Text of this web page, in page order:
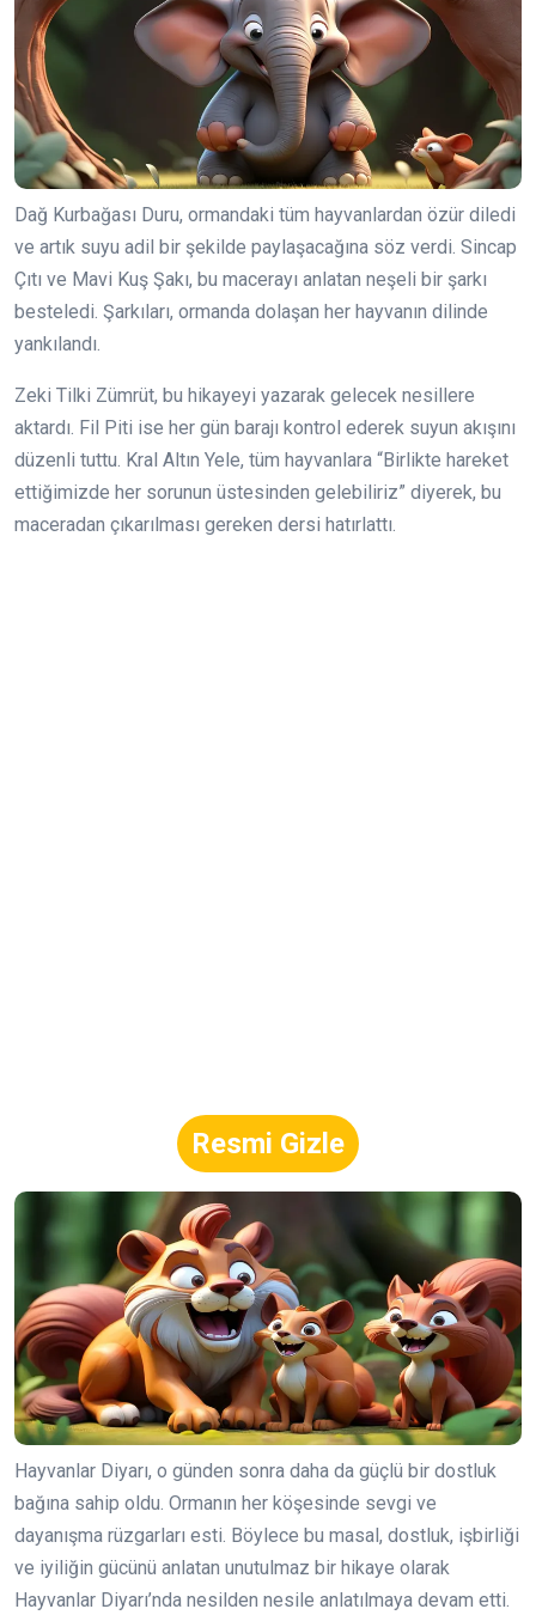
Dağ Kurbağası Duru, ormandaki tüm hayvanlardan özür diledi
ve artık suyu adil bir şekilde paylaşacağına söz verdi. Sincap
Çıtı ve Mavi Kuş Şakı, bu macerayı anlatan neşeli bir şarkı
besteledi. Şarkıları, ormanda dolaşan her hayvanın dilinde
yankılandı.
Zeki Tilki Zümrüt, bu hikayeyi yazarak gelecek nesillere
aktardı. Fil Piti ise her gün barajı kontrol ederek suyun akışını
düzenli tuttu. Kral Altın Yele, tüm hayvanlara “Birlikte hareket
ettiğimizde her sorunun üstesinden gelebiliriz” diyerek, bu
maceradan çıkarılması gereken dersi hatırlattı.
Resmi Gizle
Hayvanlar Diyarı, o günden sonra daha da güçlü bir dostluk
bağına sahip oldu. Ormanın her köşesinde sevgi ve
dayanışma rüzgarları esti. Böylece bu masal, dostluk, işbirliği
ve iyiliğin gücünü anlatan unutulmaz bir hikaye olarak
Hayvanlar Diyarı’nda nesilden nesile anlatılmaya devam etti.